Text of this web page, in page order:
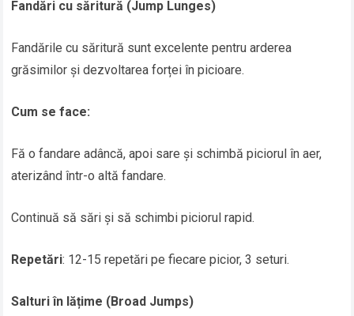
Fandări cu săritură (Jump Lunges)
Fandările cu săritură sunt excelente pentru arderea
grăsimilor și dezvoltarea forței în picioare.
Cum se face:
Fă o fandare adâncă, apoi sare și schimbă piciorul în aer,
aterizând într-o altă fandare.
Continuă să sări și să schimbi piciorul rapid.
Repetări: 12-15 repetări pe fiecare picior, 3 seturi.
Salturi în lățime (Broad Jumps)